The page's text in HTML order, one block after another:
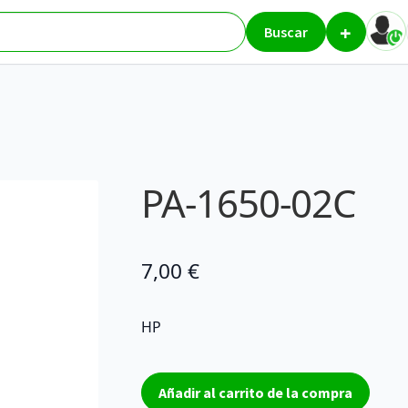
Buscar +
PA-1650-02C
7,00 €
HP
PA- Añadir al carrito de la compra